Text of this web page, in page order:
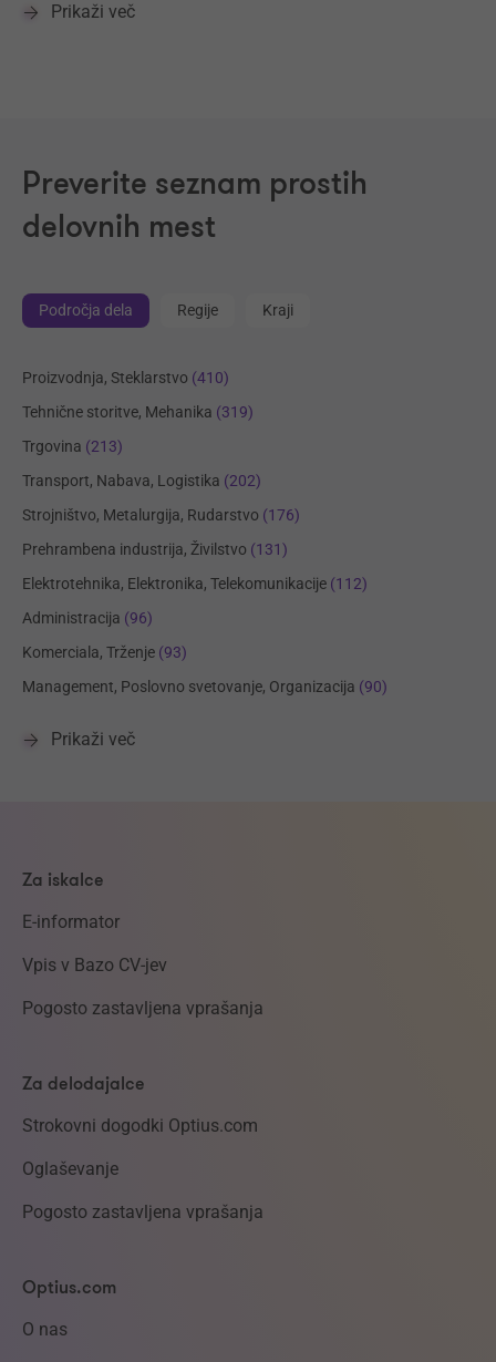
Prikaži več
Preverite seznam prostih
delovnih mest
Področja dela Regije Kraji
Proizvodnja, Steklarstvo (410)
Tehnične storitve, Mehanika (319)
Trgovina (213)
Transport, Nabava, Logistika (202)
Strojništvo, Metalurgija, Rudarstvo (176)
Prehrambena industrija, Živilstvo (131)
Elektrotehnika, Elektronika, Telekomunikacije (112)
Administracija (96)
Komerciala, Trženje (93)
Management, Poslovno svetovanje, Organizacija (90)
Prikaži več
Za iskalce
E-informator
Vpis v Bazo CV-jev
Pogosto zastavljena vprašanja
Za delodajalce
Strokovni dogodki Optius.com
Oglaševanje
Pogosto zastavljena vprašanja
Optius.com
O nas